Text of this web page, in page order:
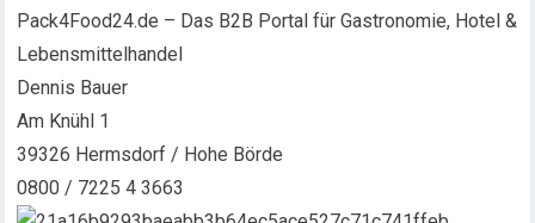
Pack4Food24.de – Das B2B Portal für Gastronomie, Hotel &
Lebensmittelhandel
Dennis Bauer
Am Knühl 1
39326 Hermsdorf / Hohe Börde
0800 / 7225 4 3663